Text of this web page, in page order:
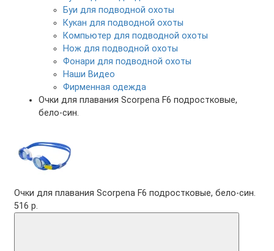
Буи для подводной охоты
Кукан для подводной охоты
Компьютер для подводной охоты
Нож для подводной охоты
Фонари для подводной охоты
Наши Видео
Фирменная одежда
Очки для плавания Scorpena F6 подростковые,
бело-син.
Очки для плавания Scorpena F6 подростковые, бело-син.
516 р.